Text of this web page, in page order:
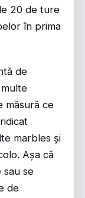
20 de ture
în prima
de
măsură ce
marbles și
Așa că
sau se
de